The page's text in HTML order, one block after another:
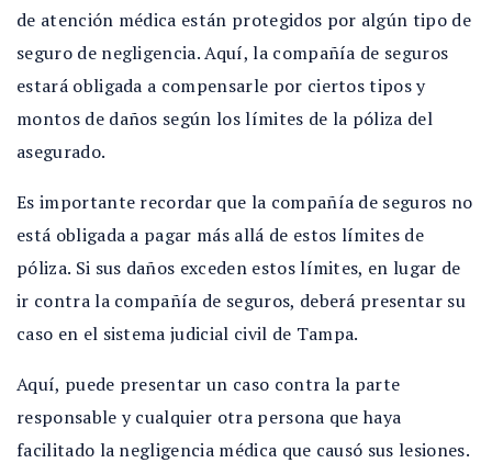
de atención médica están protegidos por algún tipo de
seguro de negligencia. Aquí, la compañía de seguros
estará obligada a compensarle por ciertos tipos y
montos de daños según los límites de la póliza del
asegurado.
Es importante recordar que la compañía de seguros no
está obligada a pagar más allá de estos límites de
póliza. Si sus daños exceden estos límites, en lugar de
ir contra la compañía de seguros, deberá presentar su
caso en el sistema judicial civil de Tampa.
Aquí, puede presentar un caso contra la parte
responsable y cualquier otra persona que haya
facilitado la negligencia médica que causó sus lesiones.